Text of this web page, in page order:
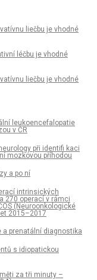
liečbu je vhodné
léčbu je vhodné
liečbu je vhodné
leukoencefalopatie
v ČR
při identifi kaci
mozkovou příhodou
a po ní
intrinsických
270 operací v rámci
(Neuroonkologické
2015–2017
a prenatální dia­gnostika
s idiopatickou
za tři minuty –